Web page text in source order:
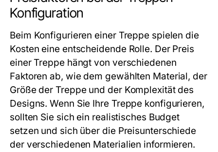
Konfiguration
Beim Konfigurieren einer Treppe spielen die
Kosten eine entscheidende Rolle. Der Preis
einer Treppe hängt von verschiedenen
Faktoren ab, wie dem gewählten Material, der
Größe der Treppe und der Komplexität des
Designs. Wenn Sie Ihre Treppe konfigurieren,
sollten Sie sich ein realistisches Budget
setzen und sich über die Preisunterschiede
der verschiedenen Materialien informieren.